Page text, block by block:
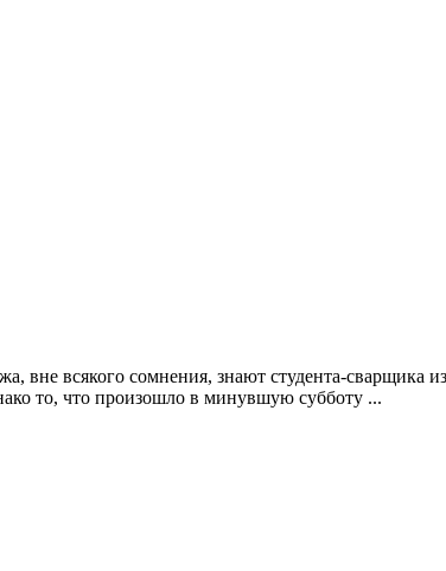
вне всякого сомнения, знают студента-
то, что произошло в минувшую субботу ...